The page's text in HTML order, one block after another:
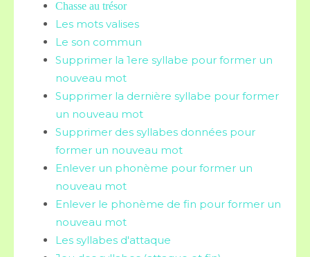
Chasse au trésor
Les mots valises
Le son commun
Supprimer la 1ere syllabe pour former un
nouveau mot
Supprimer la dernière syllabe pour former
un nouveau mot
Supprimer des syllabes données pour
former un nouveau mot
Enlever un phonème pour former un
nouveau mot
Enlever le phonème de fin pour former un
nouveau mot
Les syllabes d'attaque